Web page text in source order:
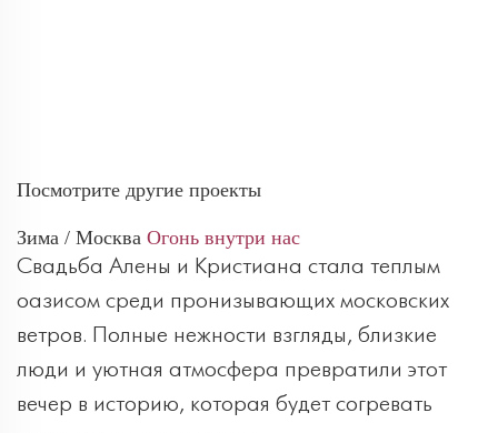
Посмотрите другие проекты
Зима / Москва Огонь внутри нас
Свадьба Алены и Кристиана стала теплым
оазисом среди пронизывающих московских
ветров. Полные нежности взгляды, близкие
люди и уютная атмосфера превратили этот
вечер в историю, которая будет согревать